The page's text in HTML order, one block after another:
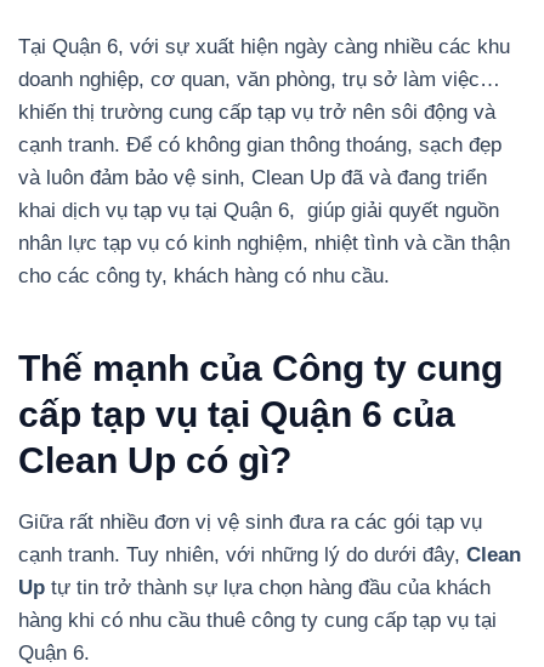
Tại Quận 6, với sự xuất hiện ngày càng nhiều các khu
doanh nghiệp, cơ quan, văn phòng, trụ sở làm việc…
khiến thị trường cung cấp tạp vụ trở nên sôi động và
cạnh tranh. Để có không gian thông thoáng, sạch đẹp
và luôn đảm bảo vệ sinh, Clean Up đã và đang triển
khai dịch vụ tạp vụ tại Quận 6, giúp giải quyết nguồn
nhân lực tạp vụ có kinh nghiệm, nhiệt tình và cần thận
cho các công ty, khách hàng có nhu cầu.
Thế mạnh của Công ty cung
cấp tạp vụ tại Quận 6 của
Clean Up có gì?
Giữa rất nhiều đơn vị vệ sinh đưa ra các gói tạp vụ
cạnh tranh. Tuy nhiên, với những lý do dưới đây, Clean
Up tự tin trở thành sự lựa chọn hàng đầu của khách
hàng khi có nhu cầu thuê công ty cung cấp tạp vụ tại
Quận 6.